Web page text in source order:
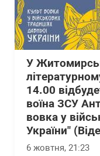
У
14.00
воїна ЗСУ
вовка у
України"
6 жовтня, 21:23